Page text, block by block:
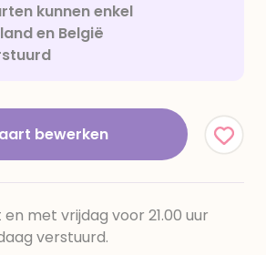
kunnen enkel
en België
bewerken
met vrijdag voor 21.00 uur
verstuurd.